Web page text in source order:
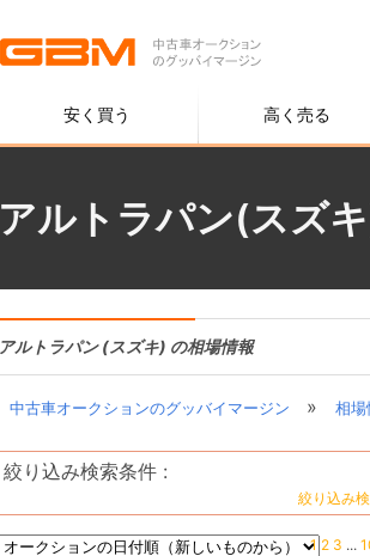
安く買う 高く売る
アルトラパン(スズ
アルトラパン (スズキ) の相場情報
中古車オークションのグッバイマージン » 相場
絞り込み検索条件 :
絞り込み
1 2 3 ...